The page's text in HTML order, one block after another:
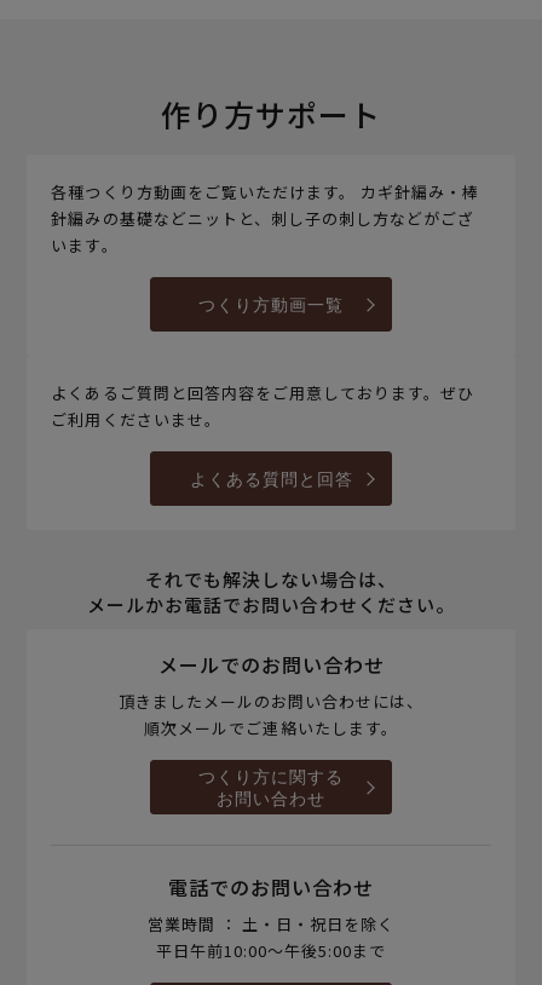
作り方サポート
各種つくり方動画をご覧いただけます。 カギ針編み・棒
針編みの基礎などニットと、刺し子の刺し方などがござ
います。
つくり方動画一覧
よくあるご質問と回答内容をご用意しております。ぜひ
ご利用くださいませ。
よくある質問と回答
それでも解決しない場合は、
メールかお電話でお問い合わせください。
メールでのお問い合わせ
頂きましたメールのお問い合わせには、
順次メールでご連絡いたします。
つくり方に関する
お問い合わせ
電話でのお問い合わせ
営業時間 ： 土・日・祝日を除く
平日午前10:00～午後5:00まで